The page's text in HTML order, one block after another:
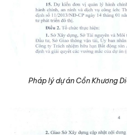
Pháp lý dự án Cồn Khương